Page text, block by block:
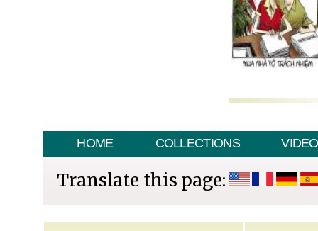
HOME COLLECTIONS VIDEO
Translate this page: